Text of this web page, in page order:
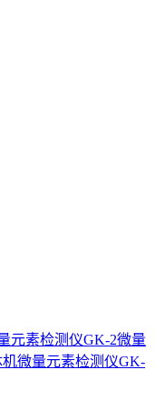
元素检测仪GK-2微量
机微量元素检测仪GK-